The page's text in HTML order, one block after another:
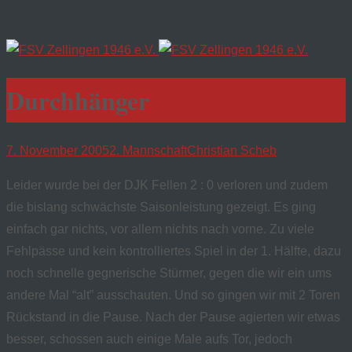
Durchhänger
7. November 20052. MannschaftChristian Scheb
Leider wurde bei der DJK Fellen 2 : 0 verloren und zudem
die bislang schwächste Saisonleistung gezeigt. Es ging
einfach gar nichts, vor allem nichts nach vorne. Zu viele
Fehlpässe und kein kontrolliertes Spiel in der 1. Hälfte, dazu
noch schnelle gegnerische Stürmer, gegen die wir ein ums
andere Mal “alt” ausschauten. Und so gingen wir mit 2 Toren
Rückstand in die Pause. Nach der Pause agierten wir etwas
besser, schossen auch einige Male aufs Tor, jedoch